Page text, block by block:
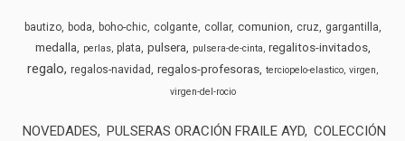
bautizo boda boho-chic colgante collar comunion cruz gargantilla
medalla perlas plata pulsera pulsera-de-cinta regalitos-invitados
regalo regalos-navidad regalos-profesoras terciopelo-elastico virgen
virgen-del-rocio
NOVEDADES PULSERAS ORACIÓN FRAILE AYD COLECCIÓN